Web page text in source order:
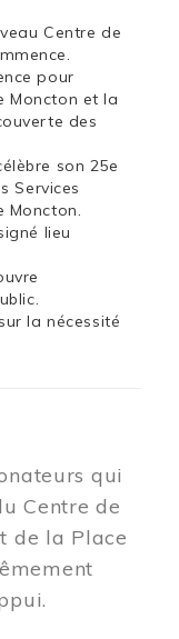
Centre de
pour
Moncton et la
des
son 25e
Services
Moncton.
lieu
la nécessité
qui
Centre de
de la Place